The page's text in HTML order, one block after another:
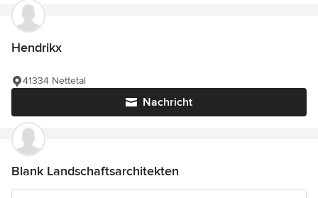
Hendrikx
Nachricht
41334 Nettetal
Blank Landschaftsarchitekten